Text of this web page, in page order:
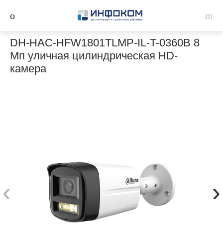
DH-HAC-HFW1801TLMP-IL-T-0360B 8
Мп уличная цилиндрическая HD-
камера
‹ ›